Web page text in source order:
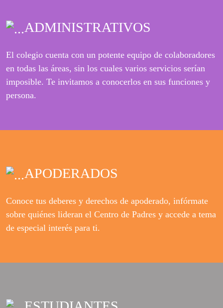
ADMINISTRATIVOS
El colegio cuenta con un potente equipo de colaboradores
en todas las áreas, sin los cuales varios servicios serían
imposible. Te invitamos a conocerlos en sus funciones y
persona.
APODERADOS
Conoce tus deberes y derechos de apoderado, infórmate
sobre quiénes lideran el Centro de Padres y accede a tema
de especial interés para ti.